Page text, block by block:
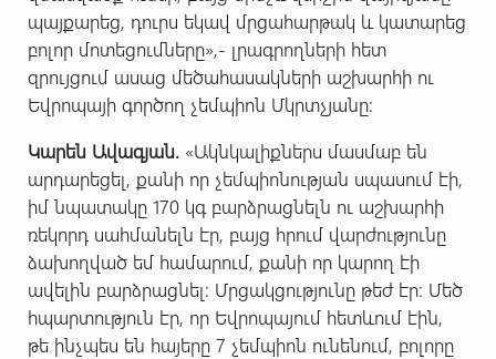
պայքարեց, դուրս եկավ մրցահարթակ և կատարեց
բոլոր մոտեցումները»,- լրագրողների հետ
զրույցում ասաց մեծահասակների աշխարհի ու
Եվրոպայի գործող չեմպիոն Մկրտչյանը:
Կարեն Ավագյան.«Ակնկալիքներս մասմաբ են
արդարեցել, քանի որ չեմպիոնության սպասում էի,
իմ նպատակը 170 կգ բարձրացնելն ու աշխարհի
ռեկորդ սահմանելն էր, բայց հրում վարժությունը
ձախողված եմ համարում, քանի որ կարող էի
ավելին բարձրացնել։ Մրցակցությունը թեժ էր։ Մեծ
հպարտություն էր, որ Եվրոպայում հետևում էին,
թե ինչպես են հայերը 7 չեմպիոն ունենում, բոլորը